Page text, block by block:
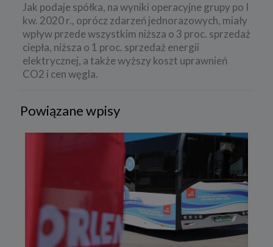
Jak podaje spółka, na wyniki operacyjne grupy po I
kw. 2020 r., oprócz zdarzeń jednorazowych, miały
wpływ przede wszystkim niższa o 3 proc. sprzedaż
ciepła, niższa o 1 proc. sprzedaż energii
elektrycznej, a także wyższy koszt uprawnień
CO2 i cen węgla.
Powiązane wpisy